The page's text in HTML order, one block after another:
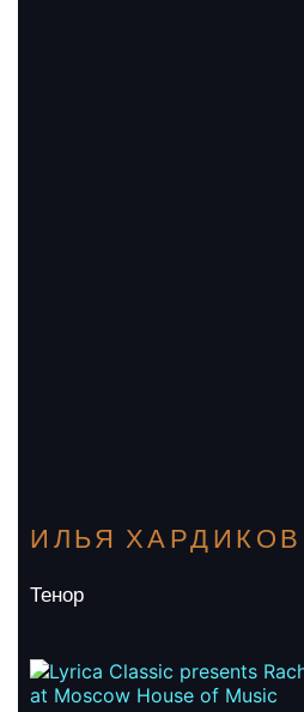
ИЛЬЯ ХАРДИКОВ
Тенор